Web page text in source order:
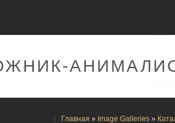
Главная » Image Galleries »